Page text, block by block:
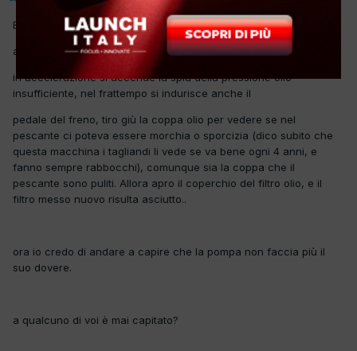
Buonasera,
allora il problema è questo...
in accelerazione si accende la spia della pressione olio
insufficiente, nel frattempo si indurisce anche il
pedale del freno, tiro giù la coppa olio per vedere se nel
pescante ci poteva essere morchia o sporcizia (dico subito che
questa macchina i tagliandi li vede se va bene ogni 4 anni, e
fanno sempre rabbocchi), comunque sia la coppa che il
pescante sono puliti. Allora apro il coperchio del filtro olio, e il
filtro messo nuovo risulta asciutto..
ora io credo di andare a capire che la pompa non faccia più il
suo dovere.
a qualcuno di voi è mai capitato?